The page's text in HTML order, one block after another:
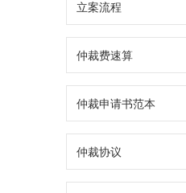
立案流程
仲裁费速算
仲裁申请书范本
仲裁协议